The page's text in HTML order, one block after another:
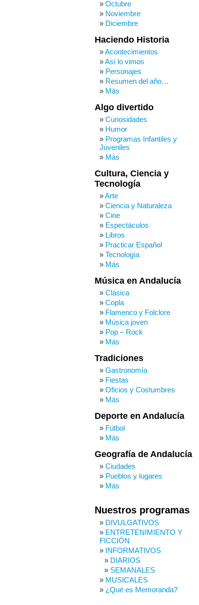
Octubre
Noviembre
Diciembre
Haciendo Historia
Acontecimientos
Así lo vimos
Personajes
Resumen del año…
Más
Algo divertido
Curiosidades
Humor
Programas Infantiles y
Juveniles
Más
Cultura, Ciencia y
Tecnología
Arte
Ciencia y Naturaleza
Cine
Espectáculos
Libros
Practicar Español
Tecnología
Más
Música en Andalucía
Clásica
Copla
Flamenco y Folclore
Música joven
Pop – Rock
Más
Tradiciones
Gastronomía
Fiestas
Oficios y Costumbres
Más
Deporte en Andalucía
Fútbol
Más
Geografía de Andalucía
Ciudades
Pueblos y lugares
Más
Nuestros programas
DIVULGATIVOS
ENTRETENIMIENTO Y
FICCIÓN
INFORMATIVOS
DIARIOS
SEMANALES
MUSICALES
¿Qué es Memoranda?